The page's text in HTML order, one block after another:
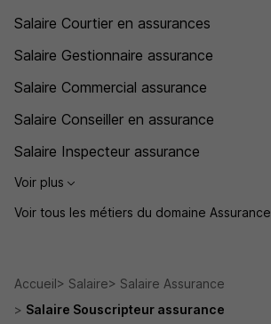
Salaire Courtier en assurances
Salaire Gestionnaire assurance
Salaire Commercial assurance
Salaire Conseiller en assurance
Salaire Inspecteur assurance
Voir plus
Voir tous les métiers du domaine Assurance
Accueil Salaire
Salaire Assurance
Salaire Souscripteur assurance